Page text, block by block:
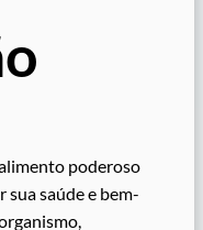
poderoso
sua saúde e bem-